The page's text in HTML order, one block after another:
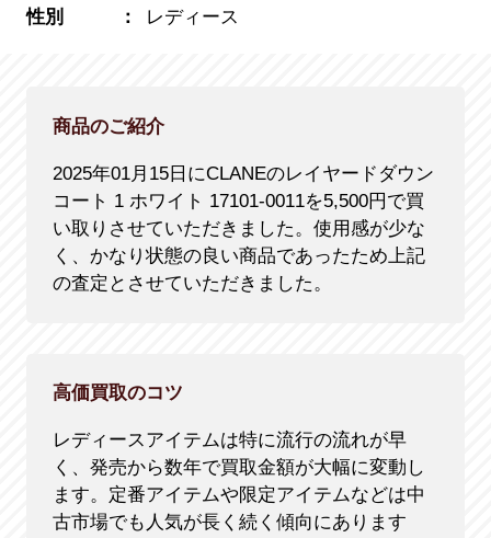
性別
レディース
商品のご紹介
2025年01月15日にCLANEのレイヤードダウン
コート 1 ホワイト 17101-0011を5,500円で買
い取りさせていただきました。使用感が少な
く、かなり状態の良い商品であったため上記
の査定とさせていただきました。
高価買取のコツ
レディースアイテムは特に流行の流れが早
く、発売から数年で買取金額が大幅に変動し
ます。定番アイテムや限定アイテムなどは中
古市場でも人気が長く続く傾向にあります